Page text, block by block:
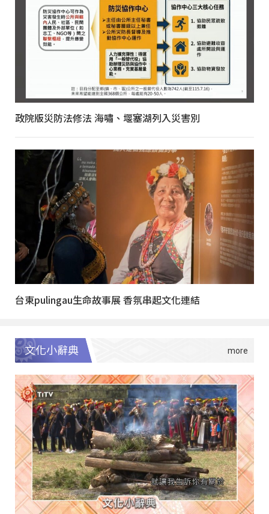
政院版災防法修法 海嘯、堰塞湖列入災害別
台東pulingau生命故事展 香氛串起文化連結
文化小辭典